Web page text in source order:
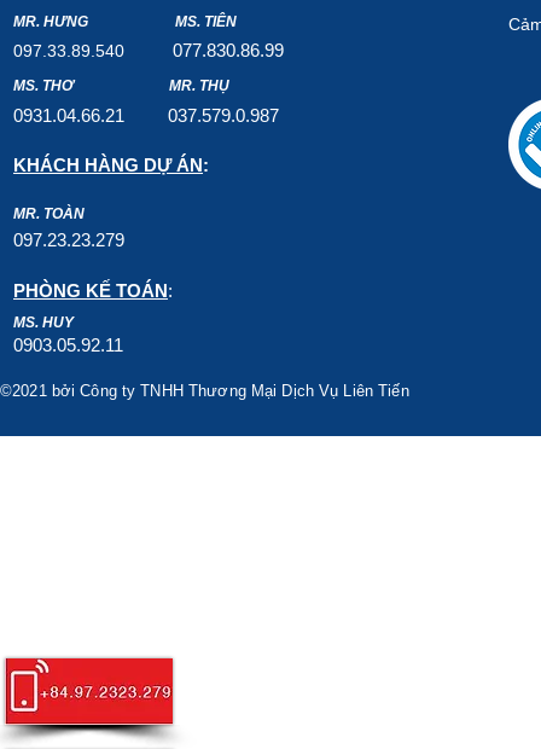
MR. HƯNG MS. TIÊN
097.33.89.540 077.830.86.99
MS. THƠ MR. THỤ
0931.04.66.21 037.579.0.987
KHÁCH HÀNG DỰ ÁN:
MR. TOÀN
097.23.23.279
PHÒNG KẾ TOÁN:
MS. HUY
0903.05.92.11
©2021 bởi Công ty TNHH Thương Mại Dịch Vụ Liên Tiến